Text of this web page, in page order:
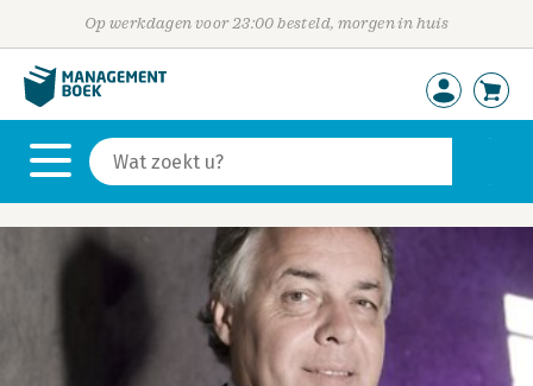
Op werkdagen voor 23:00 besteld, morgen in huis